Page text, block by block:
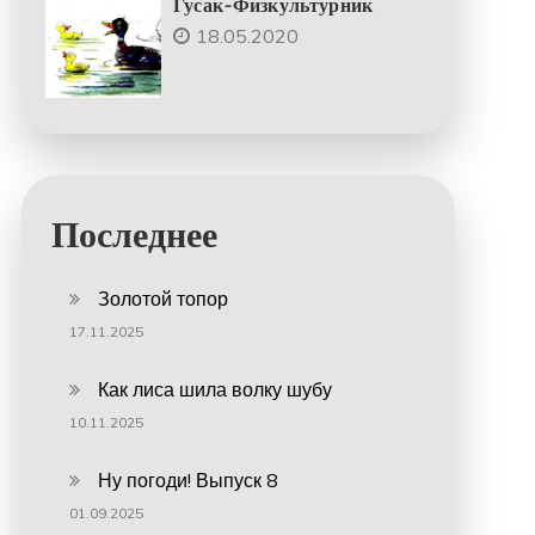
18.05.2020
Последнее
Золотой топор
17.11.2025
Как лиса шила волку шубу
10.11.2025
Ну погоди! Выпуск 8
01.09.2025